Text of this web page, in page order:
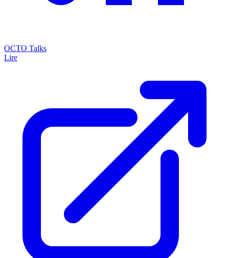
OCTO Talks
Lire